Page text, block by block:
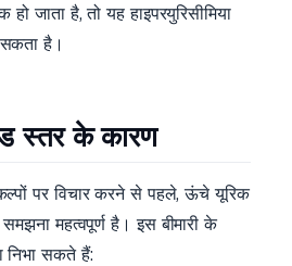
जाता है, तो यह हाइपरयुरिसीमिया
है।
स्तर के कारण
पर विचार करने से पहले, ऊंचे यूरिक
महत्वपूर्ण है। इस बीमारी के
निभा सकते हैं: